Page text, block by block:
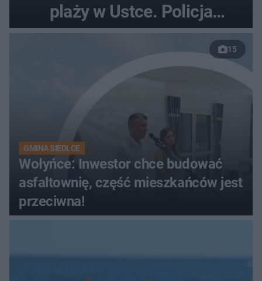
plaży w Ustce. Policja
musiała zamknąć odcinek
15
GMINA SIEDLCE
Wołyńce: Inwestor chce budować
asfaltownię, część mieszkańców jest
przeciwna!